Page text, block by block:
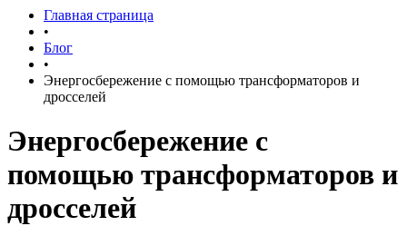
Главная страница
•
Блог
•
Энергосбережение с помощью трансформаторов и
дросселей
Энергосбережение с
помощью трансформаторов и
дросселей